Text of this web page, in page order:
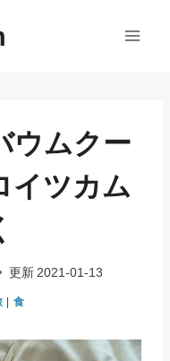
ウムクー
イツカム
更新 2021-01-13
食